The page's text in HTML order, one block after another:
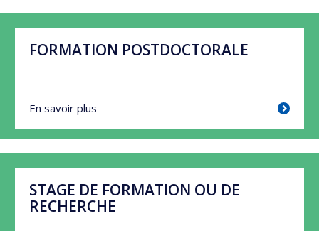
FORMATION POSTDOCTORALE
En savoir plus
STAGE DE FORMATION OU DE
RECHERCHE